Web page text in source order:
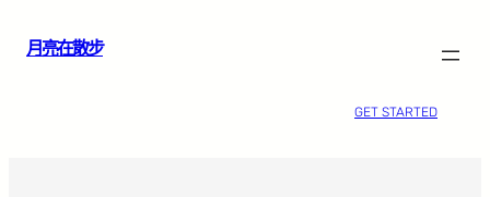
月亮在散步
GET STARTED